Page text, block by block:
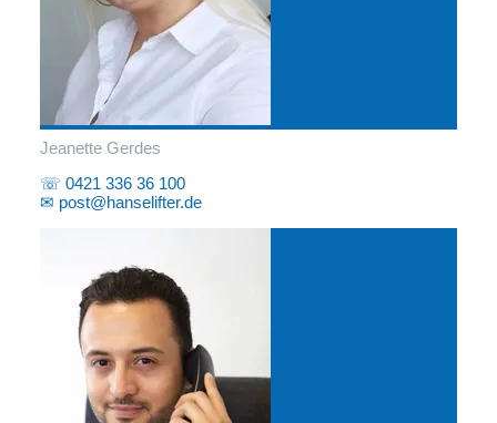
Jeanette Gerdes
☏ 0421 336 36 100
✉ post@hanselifter.de